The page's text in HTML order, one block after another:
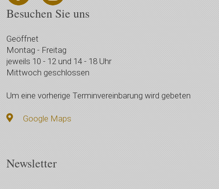
Besuchen Sie uns
Geöffnet
Montag - Freitag
jeweils 10 - 12 und 14 - 18 Uhr
Mittwoch geschlossen
Um eine vorherige Terminvereinbarung wird gebeten
Google Maps
Newsletter